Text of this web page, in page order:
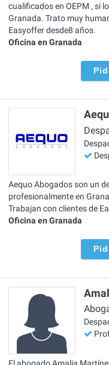
cualificados en OEPM , si
Granada. Trato muy
Easyoffer desde8 años.
Oficina en Granada
Aequo Abogados son un
profesionalmente en
Trabajan con clientes de
Oficina en Granada
El abogado Amalia